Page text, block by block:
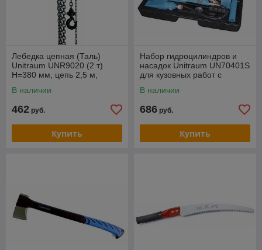
Лебедка цепная (Таль)
Unitraum UNR9020 (2 т)
Н=380 мм, цепь 2,5 м,
В наличии
462 руб.
Купить
Набор гидроцилиндров и
насадок Unitraum UN70401S
для кузовных работ с
кейс)
В наличии
686 руб.
Купить